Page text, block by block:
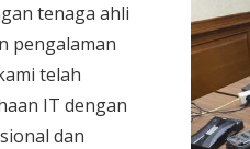
tenaga ahli
pengalaman
telah
IT dengan
dan